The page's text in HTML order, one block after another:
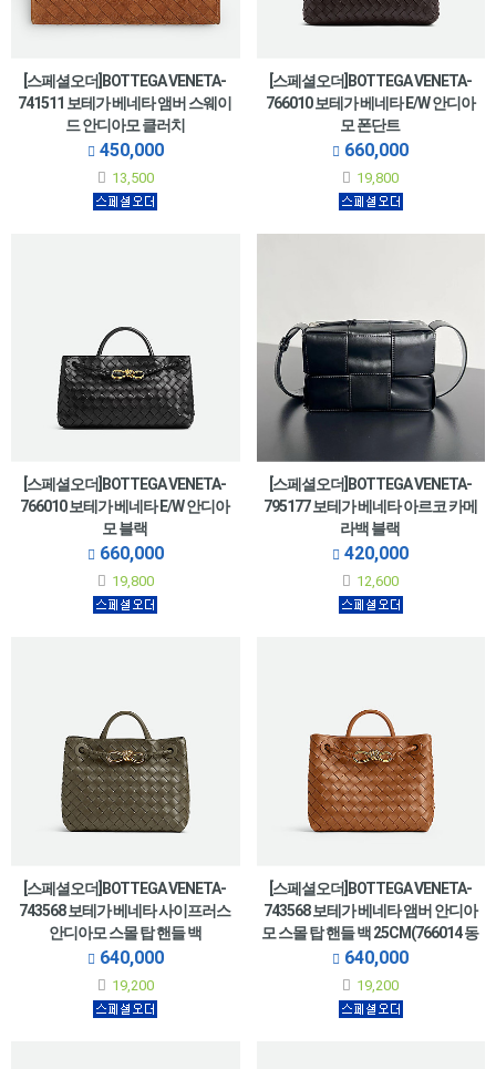
[스페셜오더]BOTTEGA VENETA-
741511 보테가 베네타 앰버 스웨이
드 안디아모 클러치
450,000
13,500
[스페셜오더]BOTTEGA VENETA-
766010 보테가 베네타 E/W 안디아
모 폰단트
660,000
19,800
[스페셜오더]BOTTEGA VENETA-
766010 보테가 베네타 E/W 안디아
모 블랙
660,000
19,800
[스페셜오더]BOTTEGA VENETA-
795177 보테가 베네타 아르코 카메
라백 블랙
420,000
12,600
[스페셜오더]BOTTEGA VENETA-
743568 보테가 베네타 사이프러스
안디아모 스몰 탑 핸들 백
25CM(766014 동일제품)
640,000
19,200
[스페셜오더]BOTTEGA VENETA-
743568 보테가 베네타 앰버 안디아
모 스몰 탑 핸들 백 25CM(766014 동
일제품)
640,000
19,200